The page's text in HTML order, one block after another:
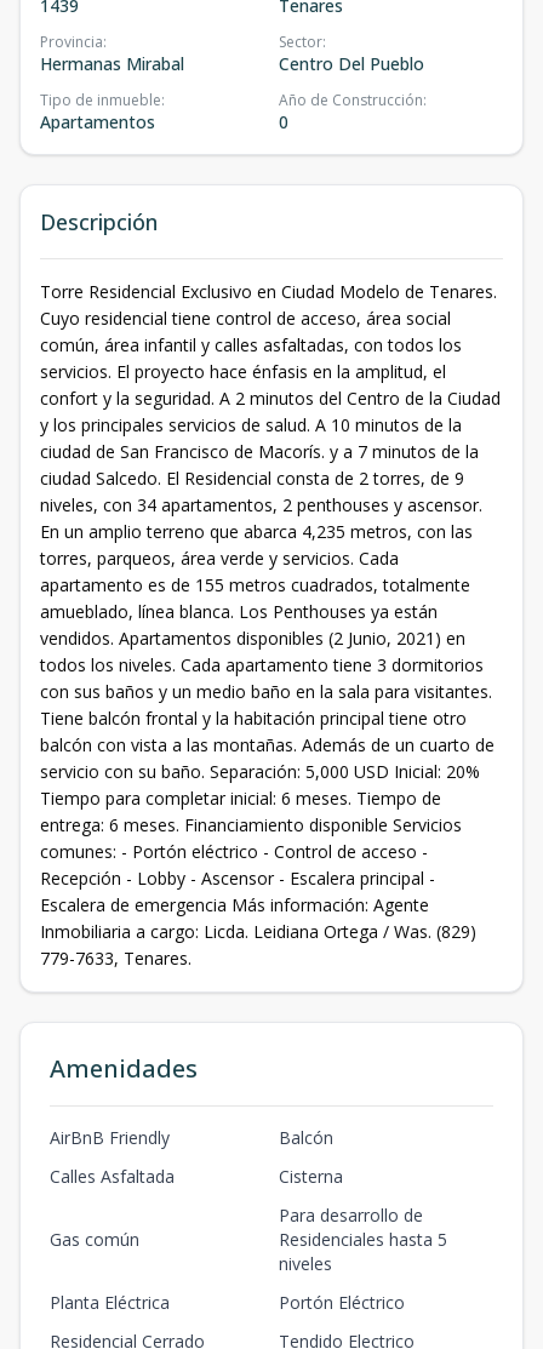
1439 Tenares
Provincia:
Hermanas Mirabal
Sector:
Centro Del Pueblo
Tipo de inmueble:
Apartamentos
Año de Construcción:
0
Descripción
Torre Residencial Exclusivo en Ciudad Modelo de Tenares.
Cuyo residencial tiene control de acceso, área social
común, área infantil y calles asfaltadas, con todos los
servicios. El proyecto hace énfasis en la amplitud, el
confort y la seguridad. A 2 minutos del Centro de la Ciudad
y los principales servicios de salud. A 10 minutos de la
ciudad de San Francisco de Macorís. y a 7 minutos de la
ciudad Salcedo. El Residencial consta de 2 torres, de 9
niveles, con 34 apartamentos, 2 penthouses y ascensor.
En un amplio terreno que abarca 4,235 metros, con las
torres, parqueos, área verde y servicios. Cada
apartamento es de 155 metros cuadrados, totalmente
amueblado, línea blanca. Los Penthouses ya están
vendidos. Apartamentos disponibles (2 Junio, 2021) en
todos los niveles. Cada apartamento tiene 3 dormitorios
con sus baños y un medio baño en la sala para visitantes.
Tiene balcón frontal y la habitación principal tiene otro
balcón con vista a las montañas. Además de un cuarto de
servicio con su baño. Separación: 5,000 USD Inicial: 20%
Tiempo para completar inicial: 6 meses. Tiempo de
entrega: 6 meses. Financiamiento disponible Servicios
comunes: - Portón eléctrico - Control de acceso -
Recepción - Lobby - Ascensor - Escalera principal -
Escalera de emergencia Más información: Agente
Inmobiliaria a cargo: Licda. Leidiana Ortega / Was. (829)
779-7633, Tenares.
Amenidades
AirBnB Friendly
Balcón
Calles Asfaltada
Cisterna
Gas común
Para desarrollo de
Residenciales hasta 5
niveles
Planta Eléctrica
Portón Eléctrico
Residencial Cerrado
Tendido Electrico